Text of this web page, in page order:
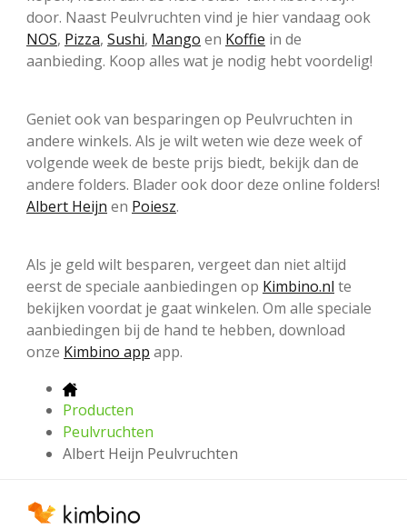
door. Naast Peulvruchten vind je hier vandaag ook
NOS, Pizza, Sushi, Mango en Koffie in de
aanbieding. Koop alles wat je nodig hebt voordelig!
Geniet ook van besparingen op Peulvruchten in
andere winkels. Als je wilt weten wie deze week of
volgende week de beste prijs biedt, bekijk dan de
andere folders. Blader ook door deze online folders!
Albert Heijn en Poiesz.
Als je geld wilt besparen, vergeet dan niet altijd
eerst de speciale aanbiedingen op Kimbino.nl te
bekijken voordat je gaat winkelen. Om alle speciale
aanbiedingen bij de hand te hebben, download
onze Kimbino app app.
Producten
Peulvruchten
Albert Heijn Peulvruchten